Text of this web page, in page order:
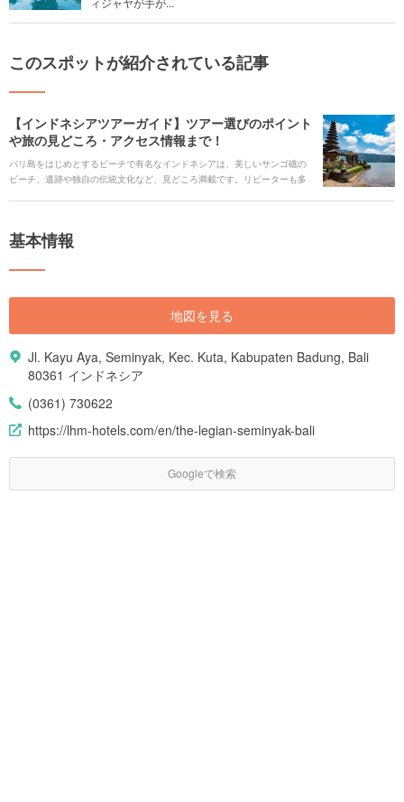
このスポットが紹介されている記事
【インドネシアツアーガイド】ツアー選びのポイント
や旅の見どころ・アクセス情報まで！
バリ島をはじめとするビーチで有名なインドネシアは、美しいサンゴ礁の
ビーチ、遺跡や独自の伝統文化など、見どころ満載です。リピーターも多
基本情報
地図を見る
Jl. Kayu Aya, Seminyak, Kec. Kuta, Kabupaten Badung, Bali
80361 インドネシア
(0361) 730622
https://lhm-hotels.com/en/the-legian-seminyak-bali
Googleで検索